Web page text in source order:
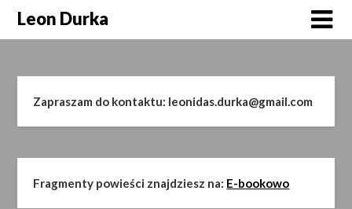
SkipLeon Durka
Zapraszam do kontaktu: leonidas.durka@gmail.com
Fragmenty powieści znajdziesz na: E-bookowo